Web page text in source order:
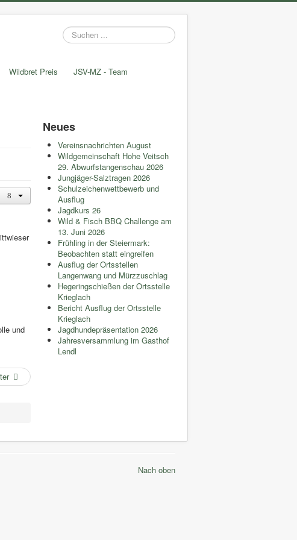
Suchen
...
Wildbret Preis
JSV-MZ - Team
und
Neues
Vereinsnachrichten August
Wildgemeinschaft Hohe Veitsch
29. Abwurfstangenschau 2026
Jungjäger-Salztragen 2026
Schulzeichenwettbewerb und
Ausflug
Jagdkurs 26
Wild & Fisch BBQ Challenge am
13. Juni 2026
Frühling in der Steiermark:
Beobachten statt eingreifen
Ausflug der Ortsstellen
Langenwang und Mürzzuschlag
Hegeringschießen der Ortsstelle
Krieglach
Bericht Ausflug der Ortsstelle
Krieglach
Jagdhundepräsentation 2026
Jahresversammlung im Gasthof
Lendl
Nach oben